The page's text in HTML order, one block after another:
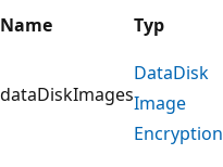
Name
Typ
dataDiskImages
DataDisk
Image
Encryption